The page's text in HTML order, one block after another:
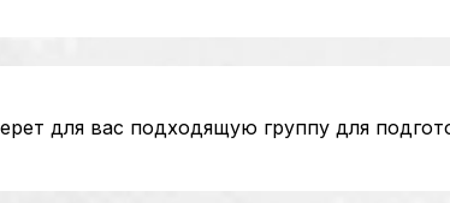
для вас подходящую группу для